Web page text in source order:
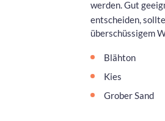
werden. Gut
entscheiden,
überschüssigem
Blähton
Kies
Grober Sand